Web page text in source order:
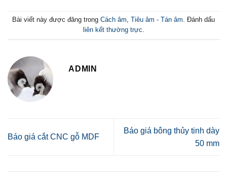
Bài viết này được đăng trong Cách âm Tiêu âm - Tán âm . Đánh dấu
liên kết thường trực
ADMIN
Báo giá cắt CNC gỗ MDF
Báo giá bông thủy tinh dày
50 mm